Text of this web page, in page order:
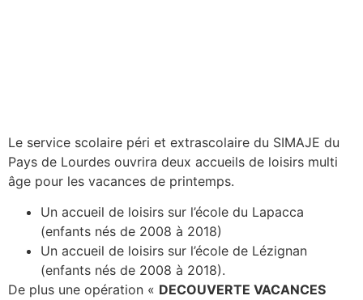
Le service scolaire péri et extrascolaire du SIMAJE du
Pays de Lourdes ouvrira deux accueils de loisirs multi
âge pour les vacances de printemps.
Un accueil de loisirs sur l’école du Lapacca
(enfants nés de 2008 à 2018)
Un accueil de loisirs sur l’école de Lézignan
(enfants nés de 2008 à 2018).
De plus une opération « DECOUVERTE VACANCES